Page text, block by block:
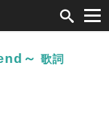
～ 歌詞